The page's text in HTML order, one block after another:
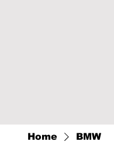
Home BMW